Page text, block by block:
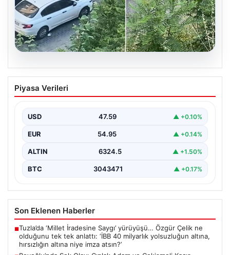
05.08.2026
Beyoğlu’nda Şok Olay: Çıplak Adam ve
Çekişmeli Kaçış
Firuzağa Mahallesi'nde geçtiğimiz gün ilginç ve bir…
Piyasa Verileri
USD 47.59 ▲ +0.10%
EUR 54.95 ▲ +0.14%
ALTIN 6324.5 ▲ +1.50%
BTC 3043471 ▲ +0.17%
Son Eklenen Haberler
■Tuzla’da ‘Millet İradesine Saygı’ yürüyüşü… Özgür Çelik ne
olduğunu tek tek anlattı: ‘İBB 40 milyarlık yolsuzluğun altına,
hırsızlığın altına niye imza atsın?’